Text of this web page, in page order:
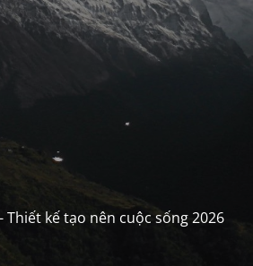
Thiết kế tạo nên cuộc sống 2026